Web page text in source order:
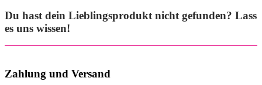
Optionen
der
gewählt
werden
Du hast dein Lieblingsprodukt nicht gefunden? Lass
es uns wissen!
Zahlung und Versand